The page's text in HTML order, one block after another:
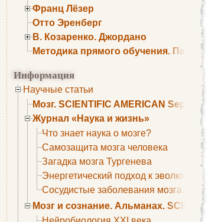
Франц Лёзер
Отто Эренберг
В. Козаренко. Джордано
Методика прямого обучения. Пауль
Информация
Научные статьи
Мозг. SCIENTIFIC AMERICAN September
Журнал «Наука и жизнь»
Что знает наука о мозге?
Самозащита мозга человека
Загадка мозга Тургенева
Энергетический подход к эволюции
Сосудистые заболевания мозга. Все
Мозг и сознание. Альманах.